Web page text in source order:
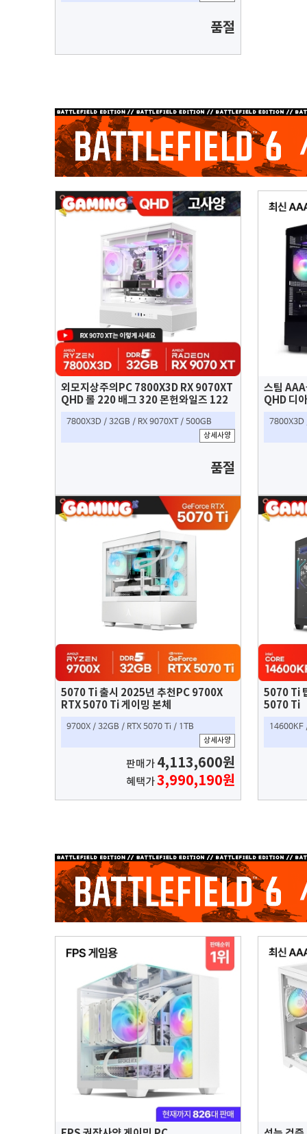
품절
외모지상주의PC 7800X3D RX 9070XT
QHD 롤 220 배그 320 몬헌와일즈 122
7800X3D / 32GB / RX 9070XT / 500GB
상세사양
품절
스팀
QHD 디
120 프레
7800X3D
5070 Ti 출시 2025년 추천PC 9700X
RTX 5070 Ti 게이밍 본체
9700X / 32GB / RTX 5070 Ti / 1TB
상세사양
판매가 4,113,600원
혜택가3,990,190원
5070 Ti
5070 Ti
14600KF